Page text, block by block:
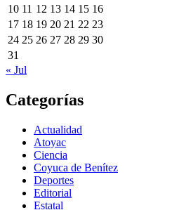
10 11 12 13 14 15 16
17 18 19 20 21 22 23
24 25 26 27 28 29 30
31
« Jul
Categorías
Actualidad
Atoyac
Ciencia
Coyuca de Benítez
Deportes
Editorial
Estatal